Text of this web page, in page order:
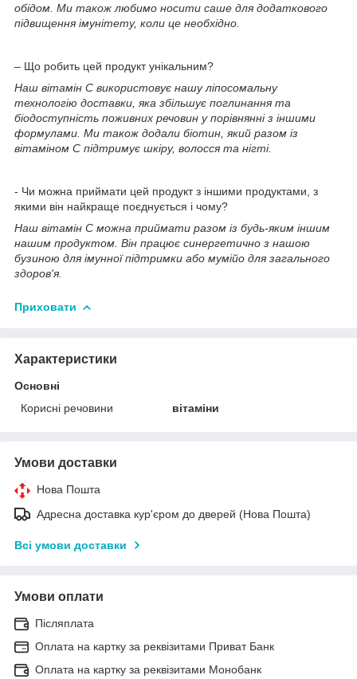
обідом. Ми також любимо носити саше для додаткового
підвищення імунітету, коли це необхідно.
– Що робить цей продукт унікальним?
Наш вітамін С використовує нашу ліпосомальну
технологію доставки, яка збільшує поглинання та
біодоступність поживних речовин у порівнянні з іншими
формулами. Ми також додали біотин, який разом із
вітаміном С підтримує шкіру, волосся та нігті.
- Чи можна приймати цей продукт з іншими продуктами, з
якими він найкраще поєднується і чому?
Наш вітамін С можна приймати разом із будь-яким іншим
нашим продуктом. Він працює синергетично з нашою
бузиною для імунної підтримки або мумійо для загального
здоров'я.
Приховати
Характеристики
Основні
Корисні речовини
вітаміни
Умови доставки
Нова Пошта
Адресна доставка кур'єром до дверей (Нова Пошта)
Всі умови доставки
Умови оплати
Післяплата
Оплата на картку за реквізитами Приват Банк
Оплата на картку за реквізитами Монобанк